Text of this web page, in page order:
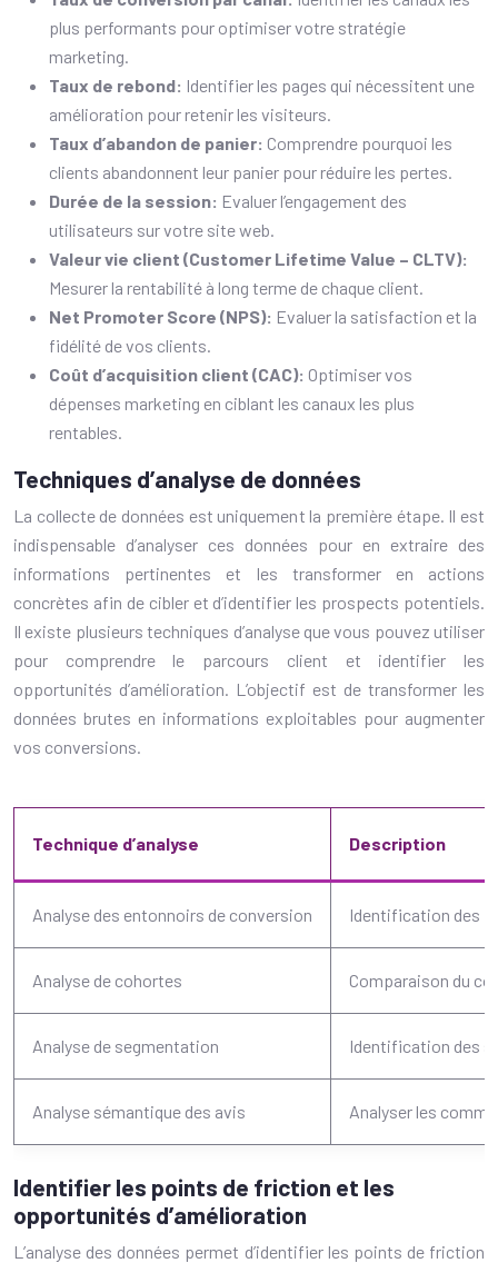
plus performants pour optimiser votre stratégie
marketing.
Taux de rebond: Identifier les pages qui nécessitent une
amélioration pour retenir les visiteurs.
Taux d’abandon de panier: Comprendre pourquoi les
clients abandonnent leur panier pour réduire les pertes.
Durée de la session: Evaluer l’engagement des
utilisateurs sur votre site web.
Valeur vie client (Customer Lifetime Value – CLTV):
Mesurer la rentabilité à long terme de chaque client.
Net Promoter Score (NPS): Evaluer la satisfaction et la
fidélité de vos clients.
Coût d’acquisition client (CAC): Optimiser vos
dépenses marketing en ciblant les canaux les plus
rentables.
Techniques d’analyse de données
La collecte de données est uniquement la première étape. Il est
indispensable d’analyser ces données pour en extraire des
informations pertinentes et les transformer en actions
concrètes afin de cibler et d’identifier les prospects potentiels.
Il existe plusieurs techniques d’analyse que vous pouvez utiliser
pour comprendre le parcours client et identifier les
opportunités d’amélioration. L’objectif est de transformer les
données brutes en informations exploitables pour augmenter
vos conversions.
Technique d’analyse Description
Analyse des entonnoirs de conversion Identification des
Analyse de cohortes Comparaison du
Analyse de segmentation Identification des
Analyse sémantique des avis Analyser les
Identifier les points de friction et les
opportunités d’amélioration
L’analyse des données permet d’identifier les points de friction